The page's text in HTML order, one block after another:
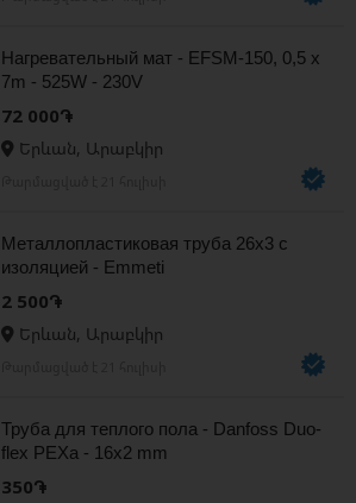
Нагревательный мат - EFSM-150, 0,5 x
7m - 525W - 230V
72 000֏
Երևան, Արաբկիր
Металлопластиковая труба 26x3 с
изоляцией - Emmeti
2 500֏
Երևան, Արաբկիր
Труба для теплого пола - Danfoss Duo-
flex PEXa - 16x2 mm
350֏